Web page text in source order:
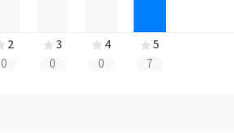
2
0
3
0
4
0
5
7